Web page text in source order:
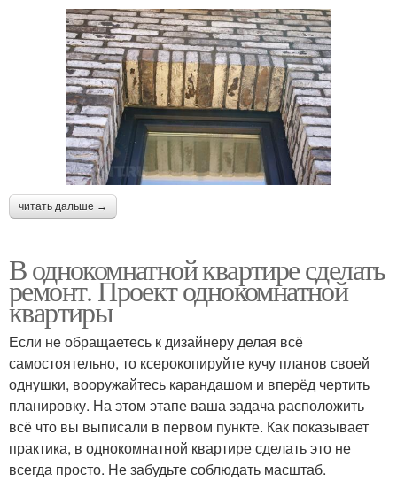
читать дальше →
В однокомнатной квартире сделать
ремонт. Проект однокомнатной
квартиры
Если не обращаетесь к дизайнеру делая всё
самостоятельно, то ксерокопируйте кучу планов своей
однушки, вооружайтесь карандашом и вперёд чертить
планировку. На этом этапе ваша задача расположить
всё что вы выписали в первом пункте. Как показывает
практика, в однокомнатной квартире сделать это не
всегда просто. Не забудьте соблюдать масштаб.